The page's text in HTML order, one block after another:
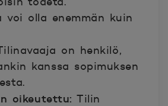
voi olla enemmän kuin
on henkilö,
kanssa sopimuksen
oikeutettu: Tilin